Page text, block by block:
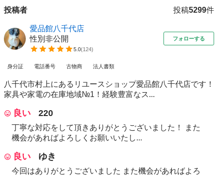
投稿者 投稿5299件
愛品館八千代店
性別非公開
5.0(124)
フォローする
身分証 電話番号 古物商 法人書類
八千代市村上にあるリユースショップ愛品館八千代店です！
家具や家電の在庫地域№1！経験豊富なス...
良い 220
丁寧な対応をして頂きありがとうございました！ また
機会があればよろしくお願いいたし...
良い ゆき
今回はありがとうございました また機会があればよろ